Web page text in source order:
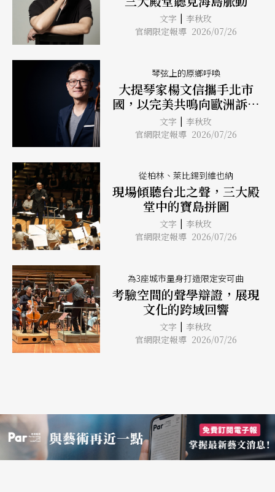
文字 | 李秋玫
官網限定報導 2026/07/26
琴弦上的原鄉呼喚
大提琴家楊文信攜手北市
國，以完美共鳴向歐洲訴說
台灣
文字 | 李秋玫
官網限定報導 2026/07/26
從柏林、萊比錫到維也納
現場傾聽台北之聲，三大殿
堂中的寶島拼圖
文字 | 李秋玫
官網限定報導 2026/07/26
為3座城市量身打造限定安可曲
考驗空間的聲學辯證，展現
文化的跨域回響
文字 | 李秋玫
官網限定報導 2026/07/26